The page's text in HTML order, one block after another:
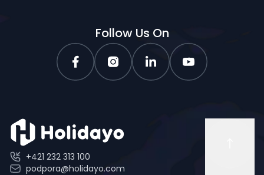
Follow Us On
+421 232 313 100
podpora@holidayo.com